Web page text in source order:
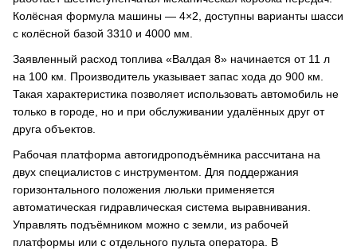
Колёсная формула машины — 4×2, доступны варианты шасси
с колёсной базой 3310 и 4000 мм.
Заявленный расход топлива «Валдая 8» начинается от 11 л
на 100 км. Производитель указывает запас хода до 900 км.
Такая характеристика позволяет использовать автомобиль не
только в городе, но и при обслуживании удалённых друг от
друга объектов.
Рабочая платформа автогидроподъёмника рассчитана на
двух специалистов с инструментом. Для поддержания
горизонтального положения люльки применяется
автоматическая гидравлическая система выравнивания.
Управлять подъёмником можно с земли, из рабочей
платформы или с отдельного пульта оператора. В